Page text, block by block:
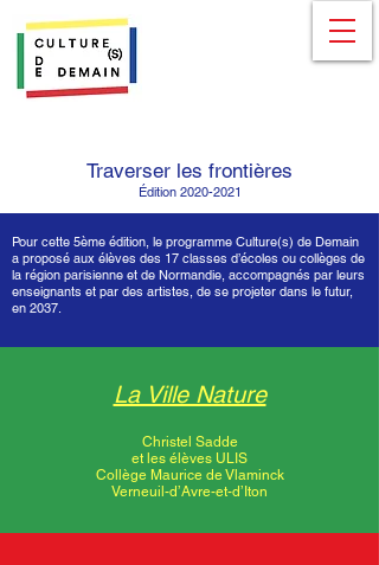
Traverser les frontières
Édition 2020-2021
Pour cette 5ème édition, le programme Culture(s) de Demain
a proposé aux élèves des 17 classes d’écoles ou collèges de
la région parisienne et de Normandie, accompagnés par leurs
enseignants et par des artistes, de se projeter dans le futur,
en 2037.
La Ville Nature
Christel Sadde
et les élèves ULIS
Collège Maurice de Vlaminck
Verneuil-d’Avre-et-d’Iton